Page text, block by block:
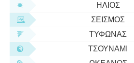
αποτελούν χαρακτηρι
ΉΛΙΟΣ
ΣΕΙΣΜΌΣ
ΤΥΦΏΝΑΣ
ΤΣΟΥΝΆΜΙ